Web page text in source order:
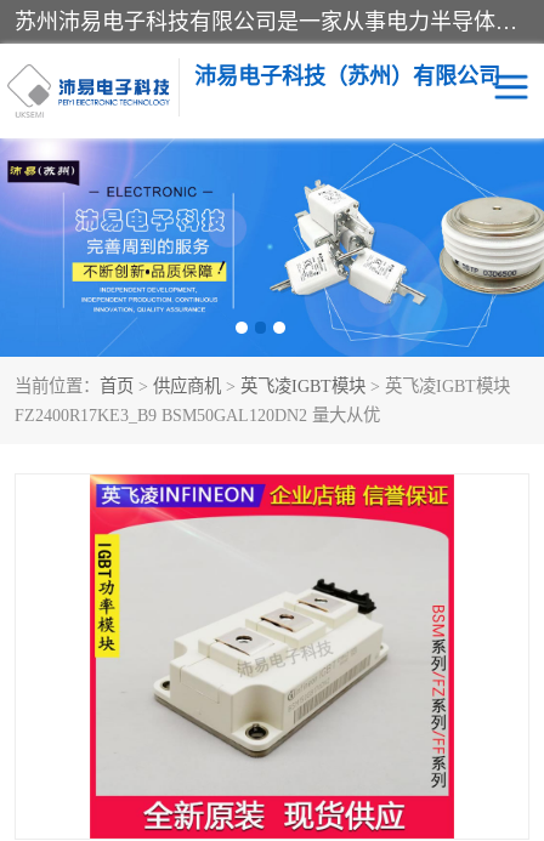
苏州沛易电子科技有限公司是一家从事电力半导体器件和电子元器件的专业代理及分销商，产品包括：IGBT模块、IPM模块、PIM模块、二极管、三极管、可控硅、整流桥、IGBT单管、IGBT电路驱动板、GTR达林顿模块、快恢复二极管、肖特基二极管、熔断器、IC集成电路、快速熔断器等。
沛易电子科技（苏州）有限公司
当前位置： 首页 > 供应商机 > 英飞凌IGBT模块 > 英飞凌IGBT模块
FZ2400R17KE3_B9 BSM50GAL120DN2 量大从优
西门康 英飞凌
快恢复二极管 英飞凌IGBT模块
英飞凌可控硅模块 IXYS艾赛斯可控硅
SEMIKRON西门康IGBT SEMIKRON西门康可控硅
器
MOS管场效应管 晶闸管